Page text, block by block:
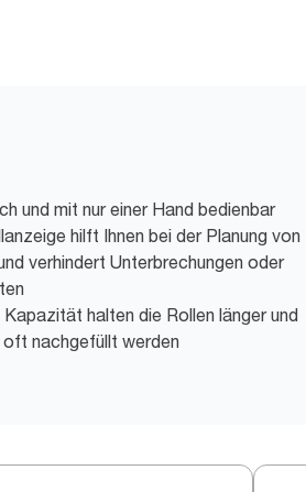
und mit nur einer Hand bedienbar
hilft Ihnen bei der Planung von
verhindert Unterbrechungen oder
Kapazität halten die Rollen länger und
nachgefüllt werden